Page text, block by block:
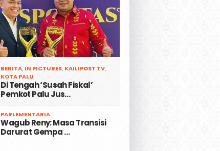
BERITA, IN PICTURES, KAILIPOST TV,
KOTA PALU
Di Tengah ‘Susah Fiskal’
Pemkot Palu Jus…
PARLEMENTARIA
Wagub Reny: Masa Transisi
Darurat Gempa …